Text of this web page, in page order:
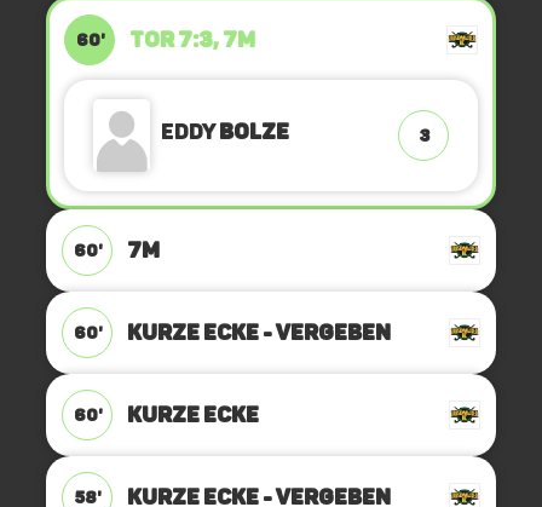
60' TOR 7:3, 7M
EddyBolze 3
60' 7M
60' KURZE ECKE - VERGEBEN
60' KURZE ECKE
58' KURZE ECKE - VERGEBEN